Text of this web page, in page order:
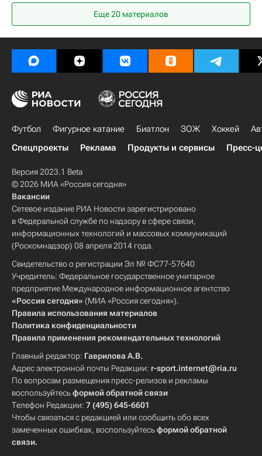
Еще 20 материалов
Футбол Фигурное катание Биатлон ЗОЖ Хоккей
Спецпроекты
Реклама Продукты и сервисы Пресс-
Версия 2023.1 Beta
© 2026 МИА «Россия сегодня»
Вакансии
Сетевое издание РИА Новости зарегистрировано
в Федеральной службе по надзору в сфере связи,
информационных технологий и массовых коммуникаций
(Роскомнадзор) 08 апреля 2014 года.
Свидетельство о регистрации Эл № ФС77-57640
Учредитель: Федеральное государственное унитарное
предприятие Международное информационное агентство
«Россия сегодня» (МИА «Россия сегодня»).
Правила использования материалов
Политика конфиденциальности
Правила применения рекомендательных технологий
Главный редактор: Гаврилова А.В.
Адрес электронной почты Редакции: r-sport.internet@ria.ru
По вопросам размещения пресс-релизов и рекламы
воспользуйтесьформой обратной связи
Телефон Редакции: 7 (495) 645-6601
Чтобы связаться с редакцией или сообщить обо всех
замеченных ошибках, воспользуйтесьформой обратной
связи.